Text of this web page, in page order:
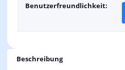
Benutzerfreundlichkeit:
Beschreibung